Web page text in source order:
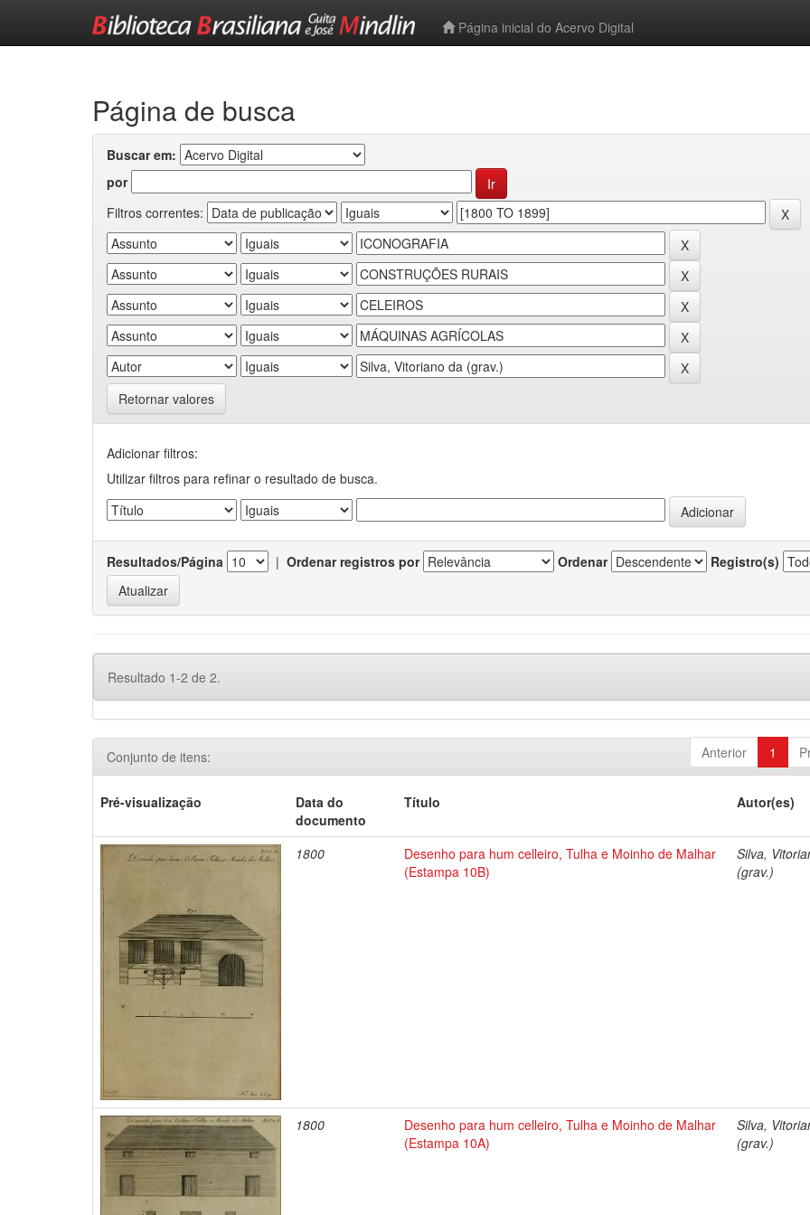
Página inicial do Acervo Digital
Página de busca
Buscar em:
por
Filtros correntes:
Retornar valores
Adicionar filtros:
Utilizar filtros para refinar o resultado de busca.
Resultados/Página | Ordenar registros por Ordenar Registro(s)
Resultado 1-2 de 2.
Anterior 1
Conjunto de itens:
Pré-visualização
Data do
documento
Título Autor(es)
1800
Desenho para hum celleiro, Tulha e Moinho de Malhar
(Estampa 10B)
Silva,
(grav.)
1800
Desenho para hum celleiro, Tulha e Moinho de Malhar
(Estampa 10A)
Silva,
(grav.)